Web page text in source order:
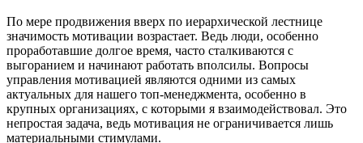
По мере продвижения вверх по иерархической лестнице
значимость мотивации возрастает. Ведь люди, особенно
проработавшие долгое время, часто сталкиваются с
выгоранием и начинают работать вполсилы. Вопросы
управления мотивацией являются одними из самых
актуальных для нашего топ-менеджмента, особенно в
крупных организациях, с которыми я взаимодействовал. Это
непростая задача, ведь мотивация не ограничивается лишь
материальными стимулами.